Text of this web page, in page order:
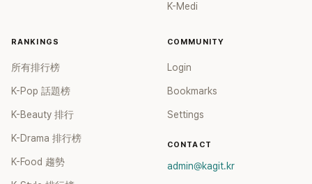
K-Medi
RANKINGS
所有排行榜
K-Pop 話題榜
K-Beauty 排行
K-Drama 排行榜
K-Food 趨勢
COMMUNITY
Login
Bookmarks
Settings
CONTACT
admin@kagit.kr